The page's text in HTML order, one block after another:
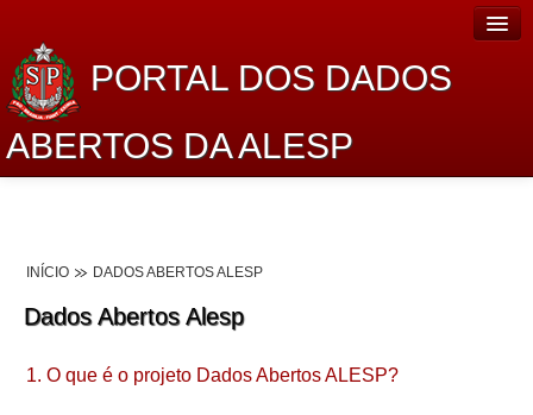
PORTAL DOS DADOS
ABERTOS DA ALESP
Lei de Acesso à Informação
Dados Governamentais Abertos
INÍCIO DADOS ABERTOS ALESP
Dados Abertos Alesp
1. O que é o projeto Dados Abertos ALESP?